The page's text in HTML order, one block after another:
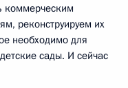
коммерческим
реконструируем их
необходимо для
сады. И сейчас